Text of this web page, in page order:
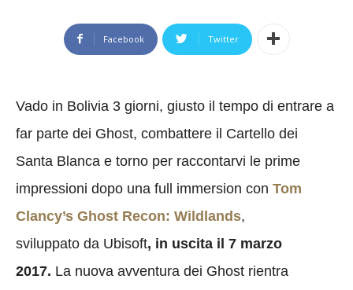
Facebook Twitter
Vado in Bolivia 3 giorni, giusto il tempo di entrare a
far parte dei Ghost, combattere il Cartello dei
Santa Blanca e torno per raccontarvi le prime
impressioni dopo una full immersion con Tom
Clancy’s Ghost Recon: Wildlands,
sviluppato da Ubisoft, in uscita il 7 marzo
2017. La nuova avventura dei Ghost rientra